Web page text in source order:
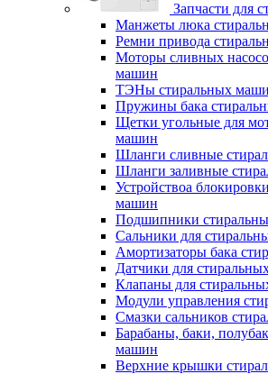
Запчасти для
Манжеты люка
Ремни привода
Моторы сливных
машин
ТЭНы стиральных
Пружины бака
Щетки угольные для
машин
Шланги сливные
Шланги заливные
Устройствоа
машин
Подшипники
Сальники для
Амортизаторы бака
Датчики для
Клапаны для
Модули управления
Смазки сальников
Барабаны, баки,
машин
Верхние крышки